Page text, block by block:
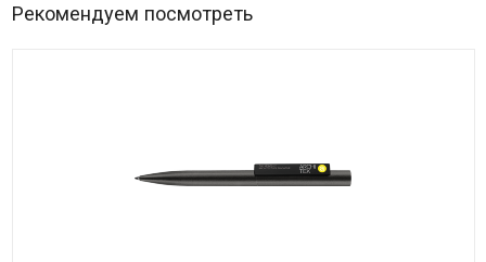
Рекомендуем посмотреть